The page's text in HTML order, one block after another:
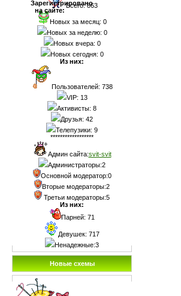
Зарегистрировано
на сайте:
Всего: 863
Новых за месяц: 0
Новых за неделю: 0
Новых вчера: 0
Новых сегодня: 0
Из них:
Пользователей: 738
VIP: 13
Активисты: 8
Друзья: 42
Телепузики: 9
******************
Админ сайта:svit-svit
Администраторы:2
Основной модератор:0
Вторые модераторы:2
Третьи модераторы:5
Из них:
Парней: 71
Девушек: 717
Ненадежные:3
Новые схемы